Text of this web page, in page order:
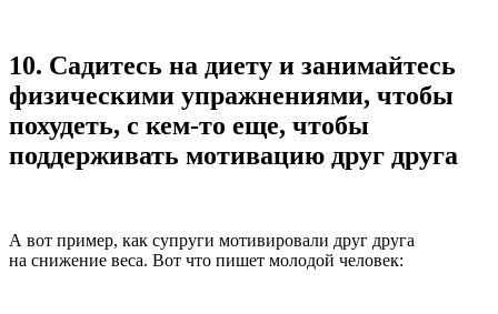
10. Садитесь на диету и занимайтесь
физическими упражнениями, чтобы
похудеть, с кем-то еще, чтобы
поддерживать мотивацию друг друга
А вот пример, как супруги мотивировали друг друга
на снижение веса. Вот что пишет молодой человек: